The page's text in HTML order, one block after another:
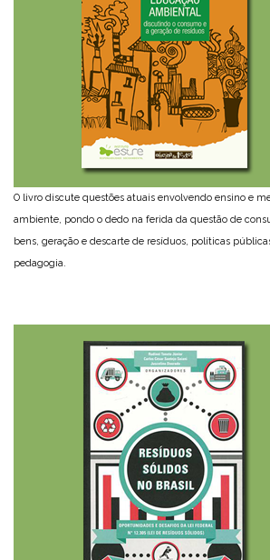
O livro discute questões atuais envolvendo ensino e
ambiente, pondo o dedo na ferida da questão de
bens, geração e descarte de resíduos, políticas
pedagogia.